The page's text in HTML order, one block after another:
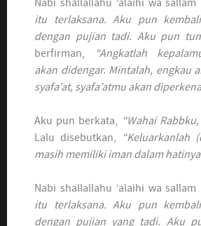
Nabi shallallahu ‘alaihi wa sallam
itu terlaksana. Aku pun kembali
dengan pujian tadi. Aku pun
berfirman, “Angkatlah
akan didengar. Mintalah, engkau
syafa’at, syafa’atmu akan
Aku pun berkata, “Wahai
Lalu disebutkan,
“Keluarkanlah
masih memiliki iman dalam
Nabi shallallahu ‘alaihi wa sallam
itu terlaksana. Aku pun kembali
dengan pujian yang tadi. Aku